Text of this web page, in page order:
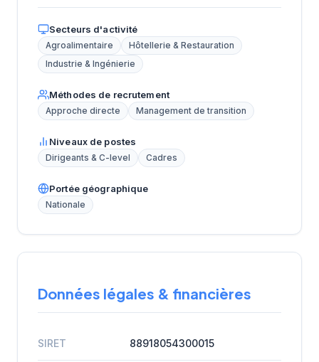
Secteurs d'activité
Agroalimentaire
Hôtellerie & Restauration
Industrie & Ingénierie
Méthodes de recrutement
Approche directe Management de transition
Niveaux de postes
Dirigeants & C-level Cadres
Portée géographique
Nationale
Données légales & financières
SIRET 88918054300015